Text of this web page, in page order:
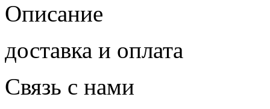
Описание
доставка и оплата
Связь с нами